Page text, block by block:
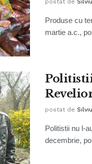
postat de
Produse cu
martie a.c.,
Politistii
postat de
Politistii nu l-
decembrie,